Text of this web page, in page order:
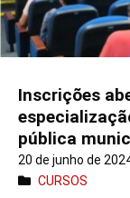
Inscrições
pública
20 de junho de
CURSOS